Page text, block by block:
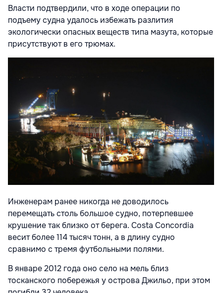
Власти подтвердили, что в ходе операции по
подъему судна удалось избежать разлития
экологически опасных веществ типа мазута, которые
присутствуют в его трюмах.
Инженерам ранее никогда не доводилось
перемещать столь большое судно, потерпевшее
крушение так близко от берега. Costa Concordia
весит более 114 тысяч тонн, а в длину судно
сравнимо с тремя футбольными полями.
В январе 2012 года оно село на мель близ
тосканского побережья у острова Джильо, при этом